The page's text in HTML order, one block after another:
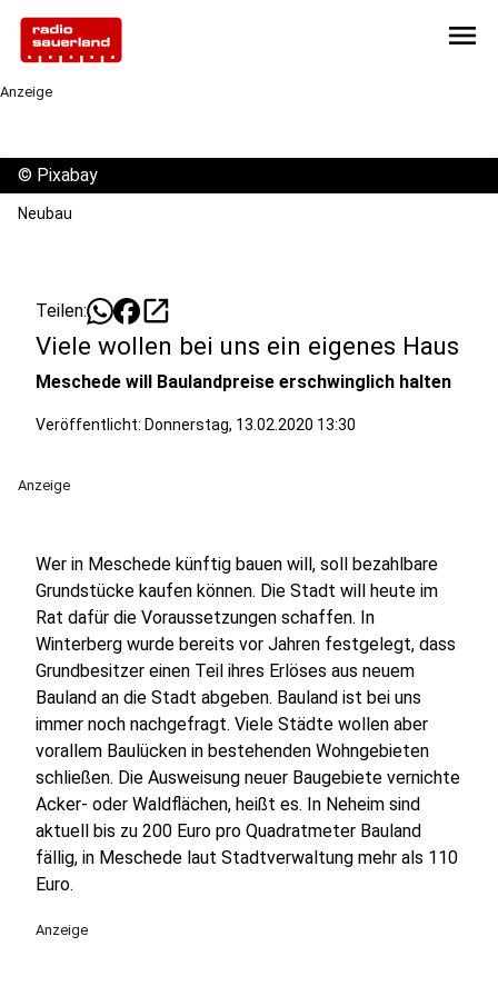
menu
Anzeige
© Pixabay
Neubau
Teilen: open_in_new
Viele wollen bei uns ein eigenes Haus
Meschede will Baulandpreise erschwinglich halten
Veröffentlicht: Donnerstag, 13.02.2020 13:30
Anzeige
Wer in Meschede künftig bauen will, soll bezahlbare
Grundstücke kaufen können. Die Stadt will heute im
Rat dafür die Voraussetzungen schaffen. In
Winterberg wurde bereits vor Jahren festgelegt, dass
Grundbesitzer einen Teil ihres Erlöses aus neuem
Bauland an die Stadt abgeben. Bauland ist bei uns
immer noch nachgefragt. Viele Städte wollen aber
vorallem Baulücken in bestehenden Wohngebieten
schließen. Die Ausweisung neuer Baugebiete vernichte
Acker- oder Waldflächen, heißt es. In Neheim sind
aktuell bis zu 200 Euro pro Quadratmeter Bauland
fällig, in Meschede laut Stadtverwaltung mehr als 110
Euro.
Anzeige